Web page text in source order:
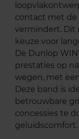
contact met
vermindert. Dit
keuze voor
De Dunlop
prestaties op
wegen, met
Deze band is
betrouwbare
concessies te
geluidscomfort.